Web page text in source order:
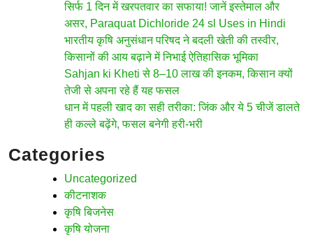
सिर्फ 1 दिन में खरपतवार का सफाया! जानें इस्तेमाल और
असर, Paraquat Dichloride 24 sl Uses in Hindi
भारतीय कृषि अनुसंधान परिषद ने बदली खेती की तस्वीर,
किसानों की आय बढ़ाने में निभाई ऐतिहासिक भूमिका
Sahjan ki Kheti से 8–10 लाख की इनकम, किसान क्यों
तेजी से अपना रहे हैं यह फसल
धान में पहली खाद का सही तरीका: जिंक और ये 5 चीजें डालते
ही कल्ले बढ़ेंगे, फसल बनेगी हरी-भरी
Categories
Uncategorized
कीटनाशक
कृषि बिजनेस
कृषि योजना